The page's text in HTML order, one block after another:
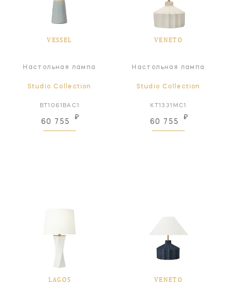
VESSEL
Настольная лампа
Studio Collection
BT1061BAC1
60 755
₽
VENETO
Настольная лампа
Studio Collection
KT1331MC1
60 755
₽
LAGOS VENETO